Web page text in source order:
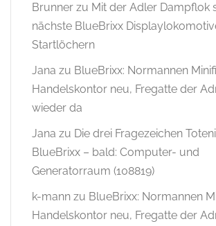
Brunner zu Mit der Adler Dampflok
nächste BlueBrixx
Startlöchern
Jana zu BlueBrixx: Normannen
Handelskontor neu, Fregatte der
wieder da
Jana zu Die drei Fragezeichen
BlueBrixx – bald: Computer- und
Generatorraum (108819)
k-mann zu BlueBrixx: Normannen
Handelskontor neu, Fregatte der